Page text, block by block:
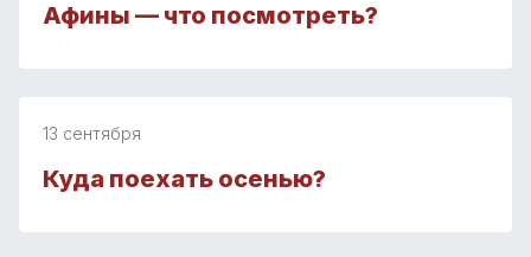
Афины — что посмотреть?
13 сентября
Куда поехать осенью?